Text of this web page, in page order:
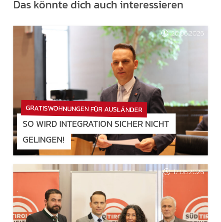
Das könnte dich auch interessieren
26.06.2026
GRATISWOHNUNGEN FÜR AUSLÄNDER
SO WIRD INTEGRATION SICHER NICHT
GELINGEN!
17.06.2026